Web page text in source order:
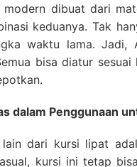
modern dibuat dari
keduanya. Tak
waktu lama.
bisa diatur
dalam Penggunaan
lain dari kursi lipat
kursi ini tetap